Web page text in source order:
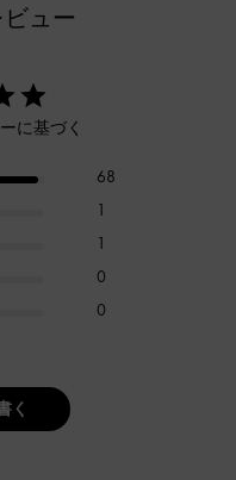
ュー
に基づく
68
1
1
0
0
く